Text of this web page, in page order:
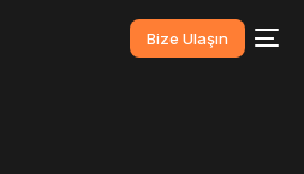
Bize Ulaşın